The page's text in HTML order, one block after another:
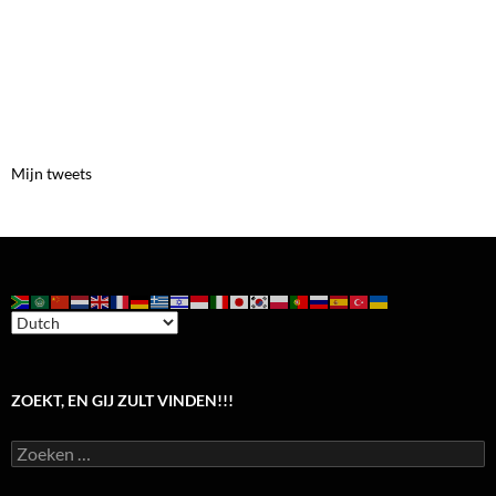
Mijn tweets
ZOEKT, EN GIJ ZULT VINDEN!!!
Zoeken
naar: